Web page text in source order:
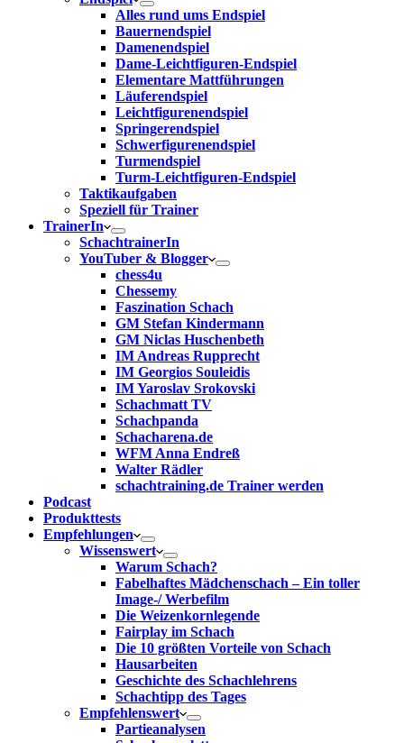
Alles rund ums Endspiel
Bauernendspiel
Damenendspiel
Dame-Leichtfiguren-Endspiel
Elementare Mattführungen
Läuferendspiel
Leichtfigurenendspiel
Springerendspiel
Schwerfigurenendspiel
Turmendspiel
Turm-Leichtfiguren-Endspiel
Taktikaufgaben
Speziell für Trainer
TrainerIn
SchachtrainerIn
YouTuber & Blogger
chess4u
Chessemy
Faszination Schach
GM Stefan Kindermann
GM Niclas Huschenbeth
IM Andreas Rupprecht
IM Georgios Souleidis
IM Yaroslav Srokovski
Schachmatt TV
Schachpanda
Schacharena.de
WFM Anna Endreß
Walter Rädler
schachtraining.de Trainer werden
Podcast
Produkttests
Empfehlungen
Wissenswert
Warum Schach?
Fabelhaftes Mädchenschach – Ein toller
Image-/ Werbefilm
Die Weizenkornlegende
Fairplay im Schach
Die 10 größten Vorteile von Schach‎
Hausarbeiten
Geschichte des Schachlehrens
Schachtipp des Tages
Empfehlenswert
Partieanalysen